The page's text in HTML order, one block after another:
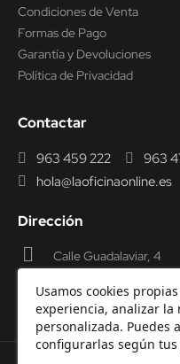
Usamos cookies
experiencia, analizar
personalizada. Puedes
configurarlas según
Condiciones de Venta
Formas de Pago
Garantía y Devoluciones
Política de Privacidad
Contactar
963 459 222
963
hola@laoficinaonline.es
Dirección
Calle Guadalaviar, 4